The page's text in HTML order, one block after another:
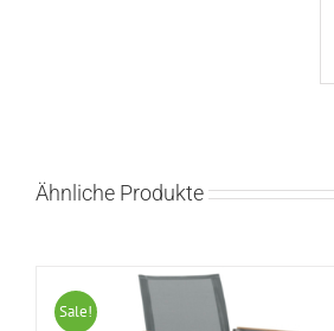
Ähnliche Produkte
Sale!